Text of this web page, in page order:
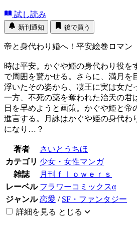
試し読み
新刊通知 後で買う
帝と身代わり婚へ！平安絵巻ロマン
時は平安。かぐや姫の身代わり役を
で周囲を驚かせる。さらに、満月を
浮いたその姿から、凄王に実は女だ
一方、不死の薬を奪われた治天の君
日を早めようと画策。かぐや姫と帝
進言する。月詠はかぐや姫の身代わ
になり…？
著者
さいとうちほ
カテゴリ 少女・女性マンガ
雑誌
月刊ｆｌｏｗｅｒｓ
レーベル フラワーコミックスα
ジャンル 恋愛 / SF・ファンタジー
詳細を見る とじる